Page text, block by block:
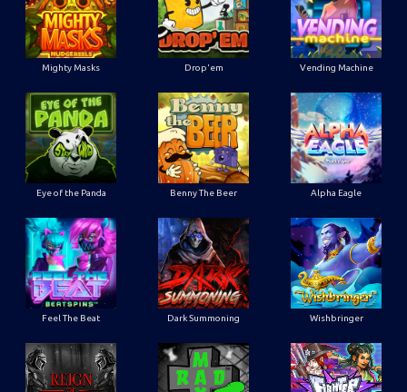
Mighty Masks Drop'em Vending Machine
Eye of the Panda Benny The Beer Alpha Eagle
Feel The Beat Dark Summoning Wishbringer